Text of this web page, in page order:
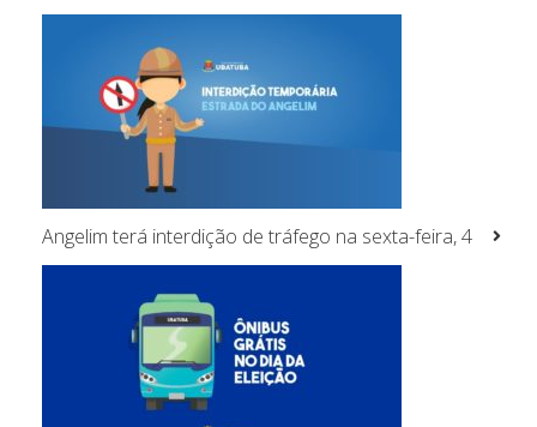
Angelim terá interdição de tráfego na sexta-feira, 4